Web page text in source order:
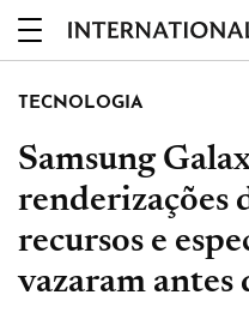
TECNOLOGIA
Samsung
renderizações
recursos e
vazaram antes